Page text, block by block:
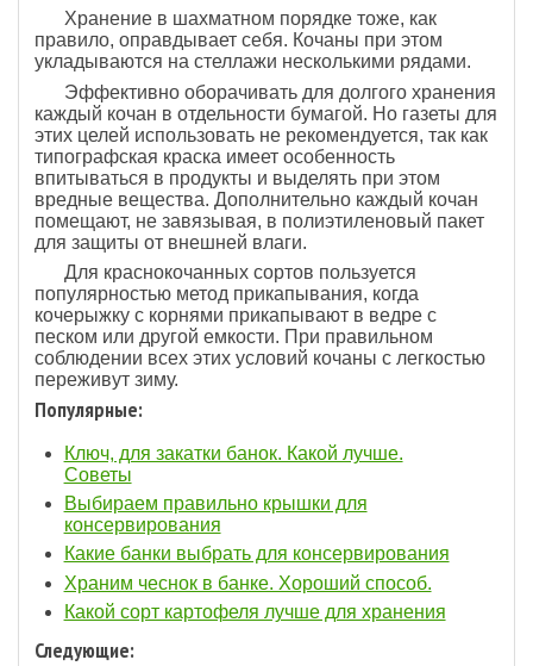
Хранение в шахматном порядке тоже, как
правило, оправдывает себя. Кочаны при этом
укладываются на стеллажи несколькими рядами.
Эффективно оборачивать для долгого хранения
каждый кочан в отдельности бумагой. Но газеты для
этих целей использовать не рекомендуется, так как
типографская краска имеет особенность
впитываться в продукты и выделять при этом
вредные вещества. Дополнительно каждый кочан
помещают, не завязывая, в полиэтиленовый пакет
для защиты от внешней влаги.
Для краснокочанных сортов пользуется
популярностью метод прикапывания, когда
кочерыжку с корнями прикапывают в ведре с
песком или другой емкости. При правильном
соблюдении всех этих условий кочаны с легкостью
переживут зиму.
Популярные:
Ключ, для закатки банок. Какой лучше.
Советы
Выбираем правильно крышки для
консервирования
Какие банки выбрать для консервирования
Храним чеснок в банке. Хороший способ.
Какой сорт картофеля лучше для хранения
Следующие: